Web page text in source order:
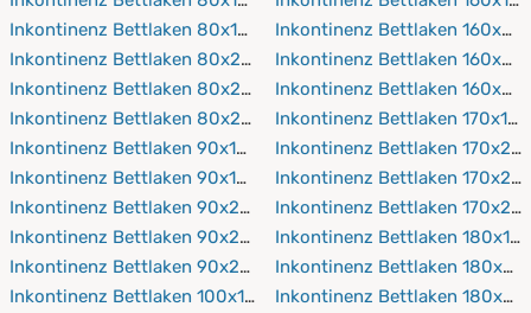
Inkontinenz Bettlaken 80x190 cm
Inkontinenz Bettlaken 80x200 cm
Inkontinenz Bettlaken 80x210 cm
Inkontinenz Bettlaken 80x220 cm
Inkontinenz Bettlaken 90x150 cm
Inkontinenz Bettlaken 90x190 cm
Inkontinenz Bettlaken 90x200 cm
Inkontinenz Bettlaken 90x210 cm
Inkontinenz Bettlaken 90x220 cm
Inkontinenz Bettlaken 100x150 cm
Inkontinenz Bettlaken
Inkontinenz Bettlaken
Inkontinenz Bettlaken
Inkontinenz Bettlaken
Inkontinenz Bettlaken
Inkontinenz Bettlaken
Inkontinenz Bettlaken
Inkontinenz Bettlaken
Inkontinenz Bettlaken
Inkontinenz Bettlaken